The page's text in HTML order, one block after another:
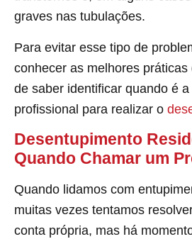
graves nas tubulações.
Para evitar esse tipo de
conhecer as melhores
de saber identificar quando é
profissional para realizar o
Desentupimento
Quando Chamar um
Quando lidamos com
muitas vezes tentamos
conta própria, mas há